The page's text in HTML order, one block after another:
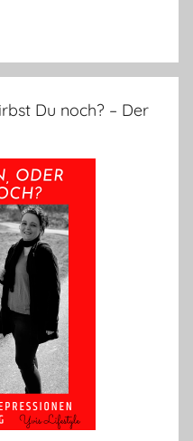
Du noch? – Der